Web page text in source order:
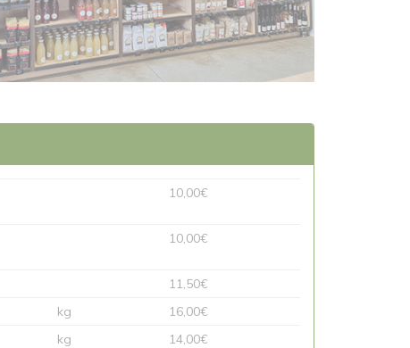
10,00€
10,00€
11,50€
kg
16,00€
kg
14,00€